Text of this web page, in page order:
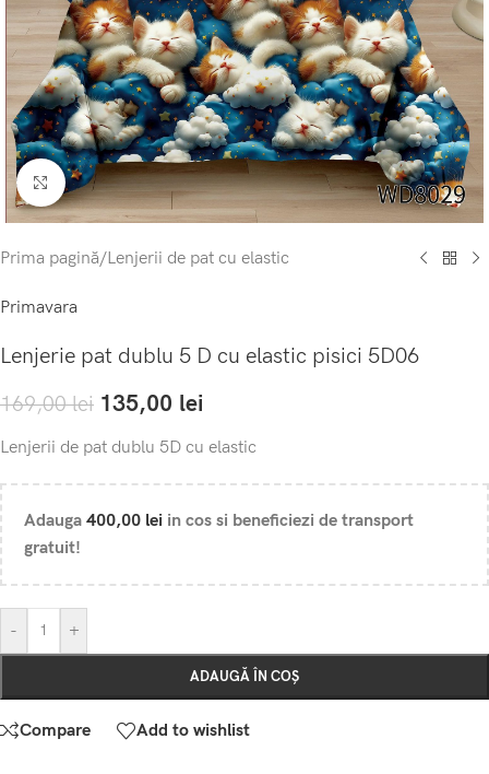
Click to enlarge
Prima pagină/Lenjerii de pat cu elastic
Primavara
Lenjerie pat dublu 5 D cu elastic pisici 5D06
169,00lei 135,00 lei
Lenjerii de pat dublu 5D cu elastic
Adauga 400,00 lei in cos si beneficiezi de transport
gratuit!
- +
ADAUGĂ ÎN COȘ
Compare Add to wishlist